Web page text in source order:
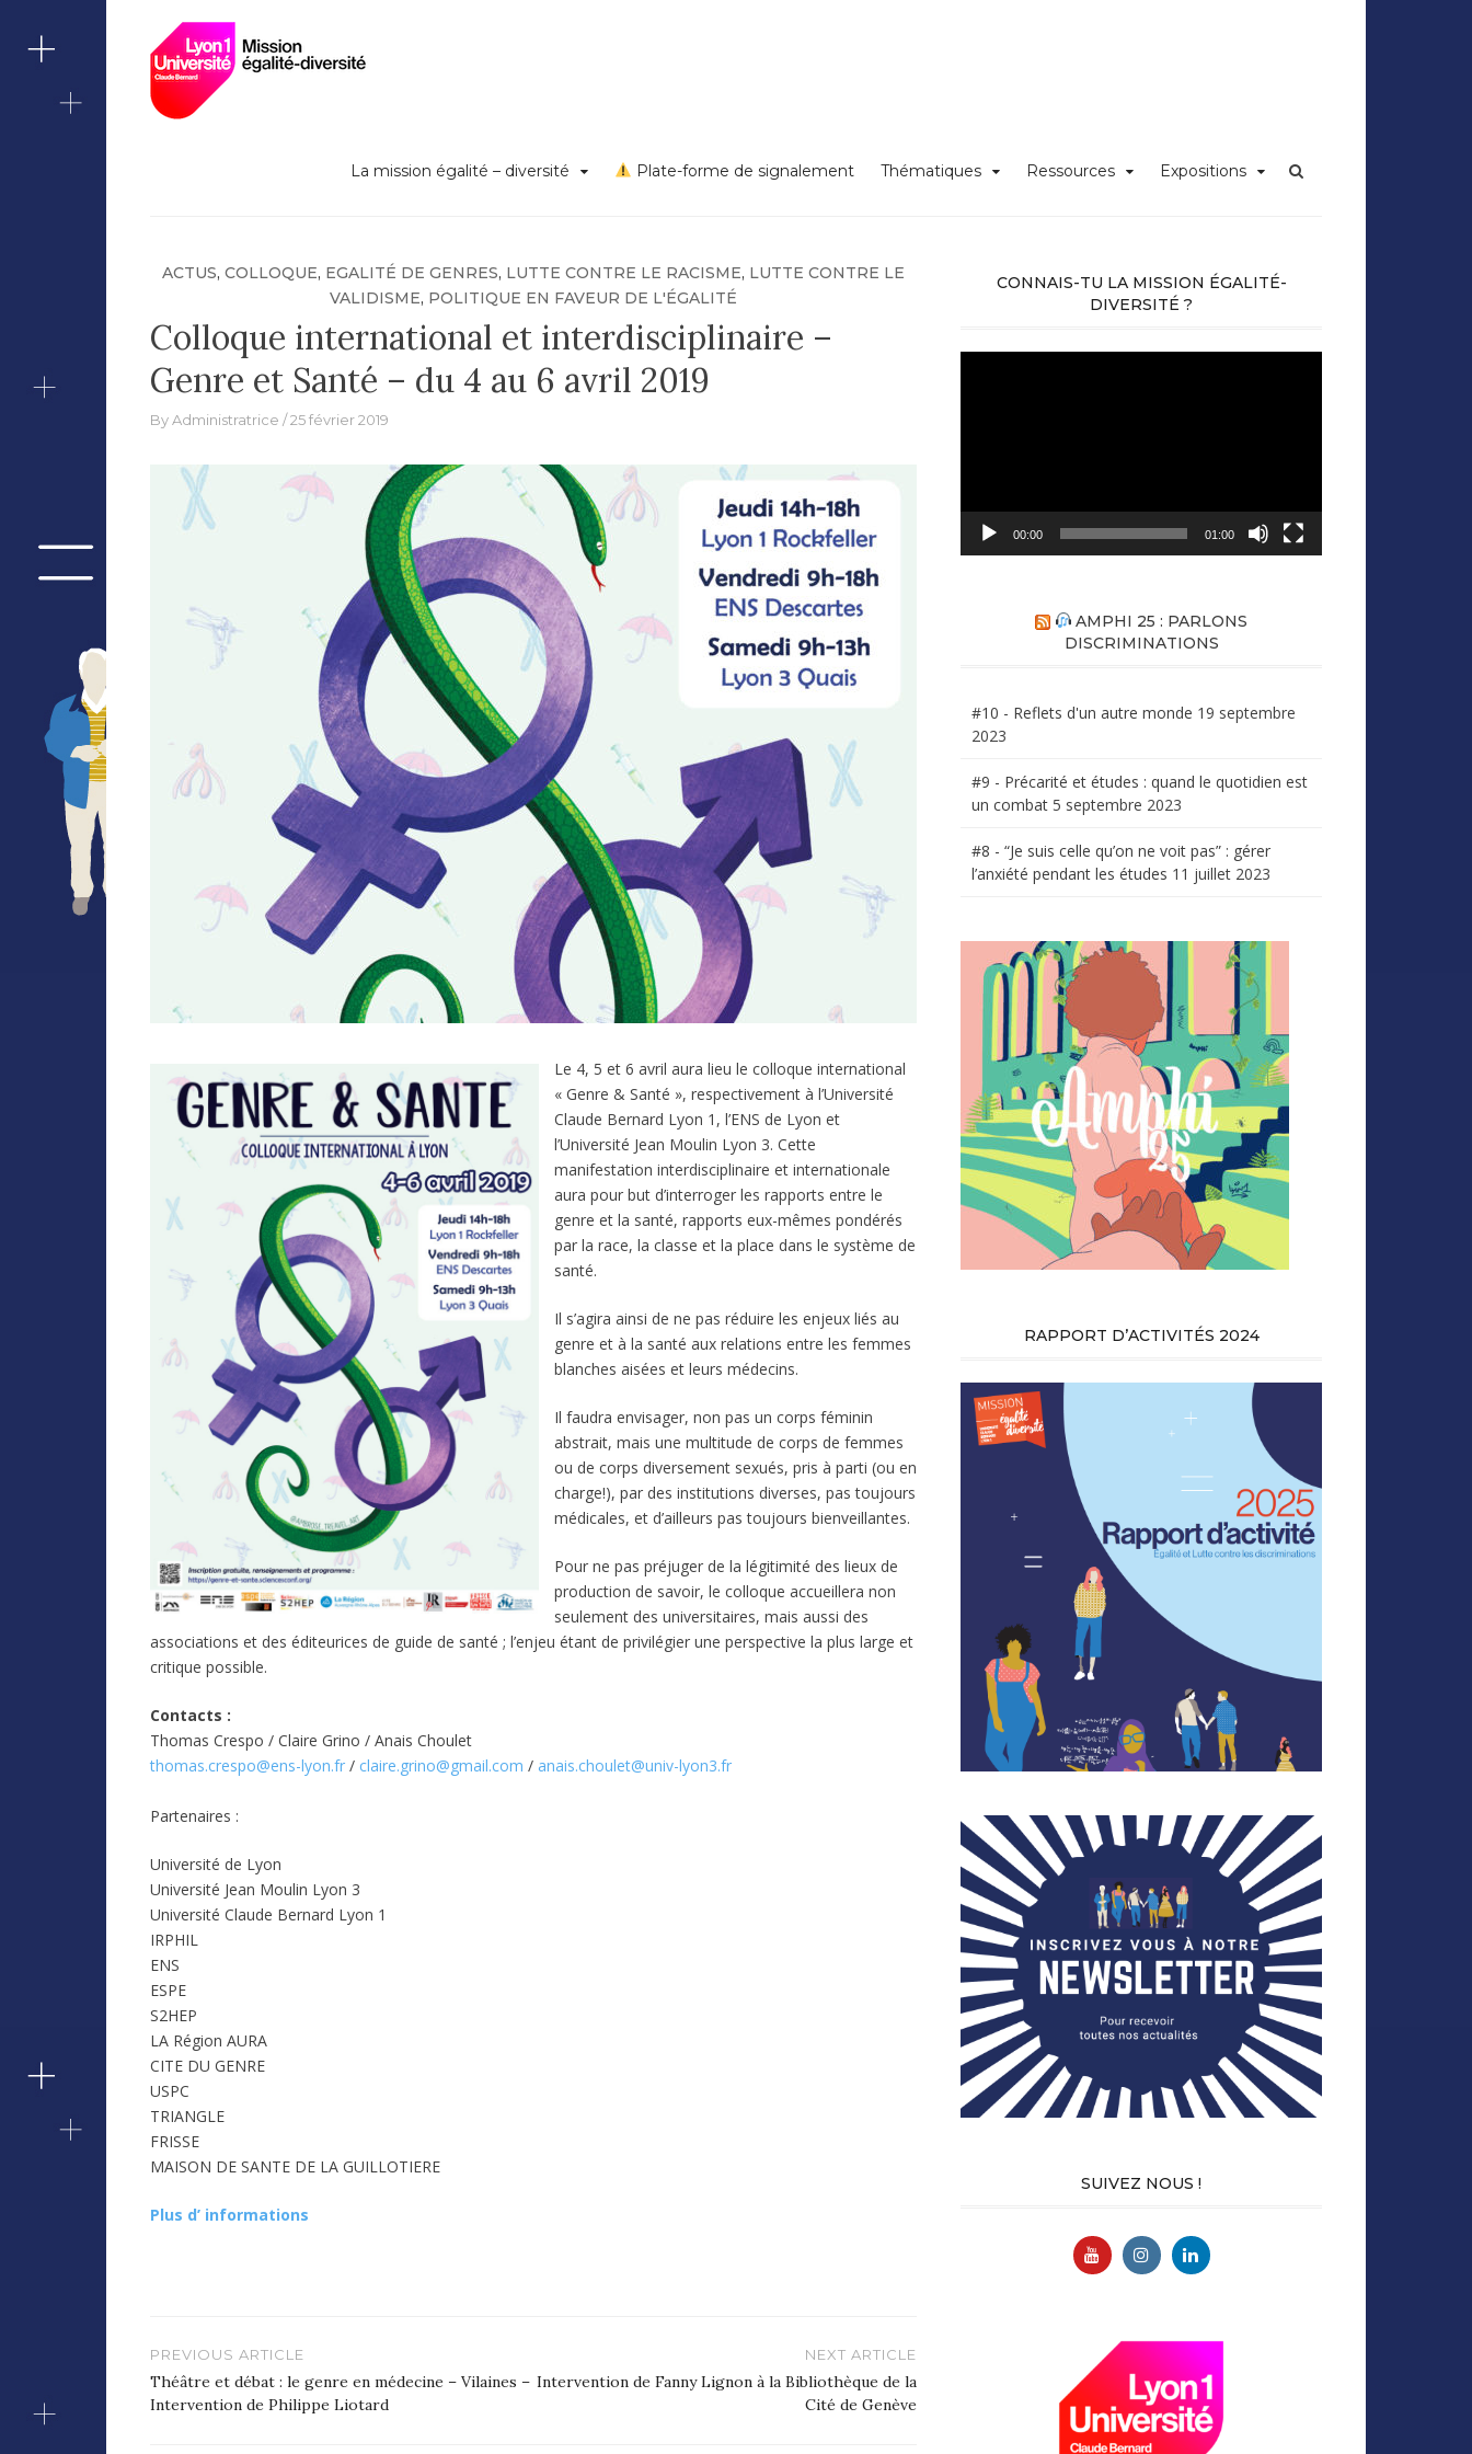
content
La mission égalité – diversité Plate-forme de signalement Thématiques Ressources Expositions
ACTUS, COLLOQUE, EGALITÉ DE GENRES, LUTTE CONTRE LE RACISME, LUTTE CONTRE LE
VALIDISME, POLITIQUE EN FAVEUR DE L'ÉGALITÉ
Colloque international et interdisciplinaire –
Genre et Santé – du 4 au 6 avril 2019
ByAdministratrice 25 février 2019
Le 4, 5 et 6 avril aura lieu le colloque international
« Genre & Santé », respectivement à l’Université
Claude Bernard Lyon 1, l’ENS de Lyon et
l’Université Jean Moulin Lyon 3. Cette
manifestation interdisciplinaire et internationale
aura pour but d’interroger les rapports entre le
genre et la santé, rapports eux-mêmes pondérés
par la race, la classe et la place dans le système de
santé.
Il s’agira ainsi de ne pas réduire les enjeux liés au
genre et à la santé aux relations entre les femmes
blanches aisées et leurs médecins.
Il faudra envisager, non pas un corps féminin
abstrait, mais une multitude de corps de femmes
ou de corps diversement sexués, pris à parti (ou en
charge!), par des institutions diverses, pas toujours
médicales, et d’ailleurs pas toujours bienveillantes.
Pour ne pas préjuger de la légitimité des lieux de
production de savoir, le colloque accueillera non
seulement des universitaires, mais aussi des
associations et des éditeurices de guide de santé ; l’enjeu étant de privilégier une perspective la plus large et
critique possible.
Contacts :
Thomas Crespo / Claire Grino / Anais Choulet
thomas.crespo@ens-lyon.fr / claire.grino@gmail.com / anais.choulet@univ-lyon3.fr
Partenaires :
Université de Lyon
Université Jean Moulin Lyon 3
Université Claude Bernard Lyon 1
IRPHIL
ENS
ESPE
S2HEP
LA Région AURA
CITE DU GENRE
USPC
TRIANGLE
FRISSE
MAISON DE SANTE DE LA GUILLOTIERE
Plus d’ informations
Navigation
de
l’article
PREVIOUS ARTICLE
Théâtre et débat : le genre en médecine – Vilaines –
Intervention de Philippe Liotard
NEXT ARTICLE
Intervention de Fanny Lignon à la Bibliothèque de la
Cité de Genève
CONNAIS-TU LA MISSION ÉGALITÉ-
DIVERSITÉ ?
00:00 01:00
AMPHI 25 : PARLONS
DISCRIMINATIONS
#10 - Reflets d'un autre monde 19 septembre
2023
#9 - Précarité et études : quand le quotidien est
un combat 5 septembre 2023
#8 - “Je suis celle qu’on ne voit pas” : gérer
l’anxiété pendant les études 11 juillet 2023
RAPPORT D’ACTIVITÉS 2024
SUIVEZ NOUS !